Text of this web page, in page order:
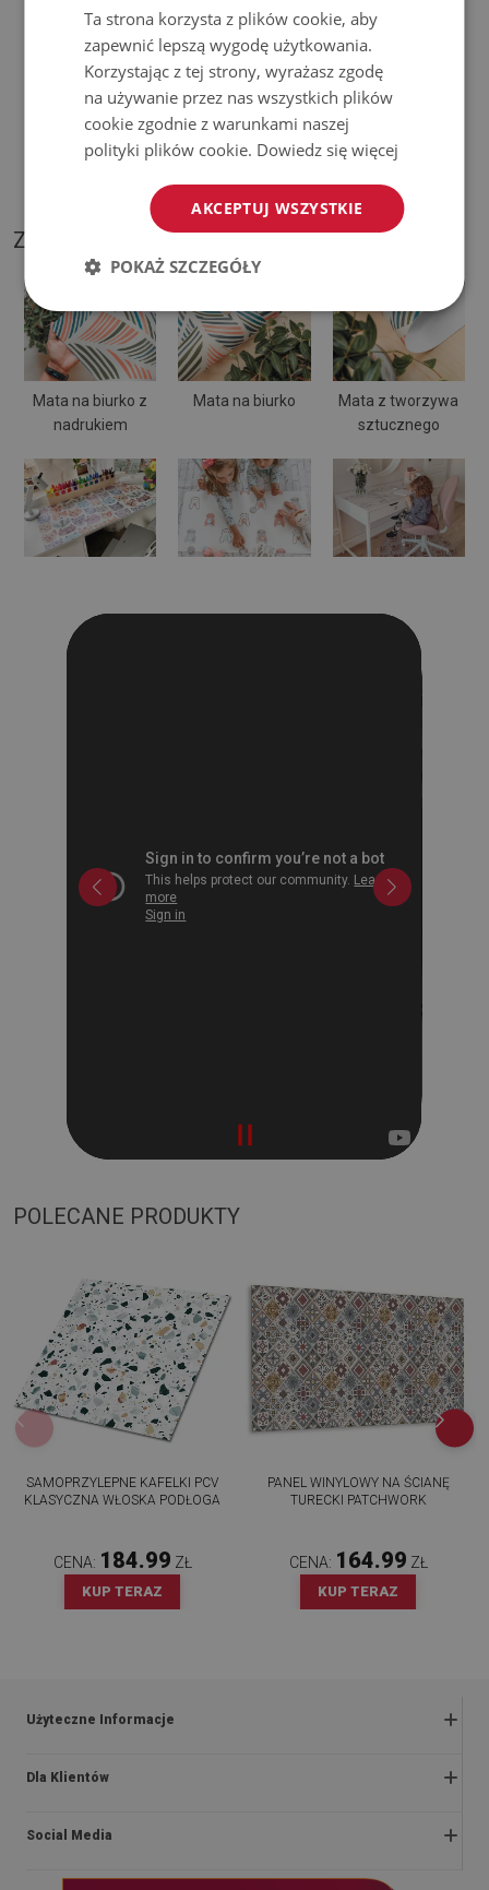
Jak dbać o produkt?
Czyść wilgotną szmatką —
nie używaj silnych środków
chemicznych.
ZDJĘCIA NASZEGO PRODUKTU
Mata na biurko z
nadrukiem
Mata na biurko
Mata z tworzywa
sztucznego
POLECANE PRODUKTY
SAMOPRZYLEPNE KAFELKI PCV
KLASYCZNA WŁOSKA PODŁOGA
CENA: 184.99 ZŁ
KUP TERAZ
PANEL WINYLOWY NA ŚCIANĘ
TURECKI PATCHWORK
CENA: 164.99 ZŁ
KUP TERAZ
Użyteczne Informacje
Zwroty i reklamacje
Polityka prywatności i cookies
Dla Klientów
O nas
Social Media
Ta strona korzysta z plików cookie, aby
zapewnić lepszą wygodę użytkowania.
Korzystając z tej strony, wyrażasz zgodę
na używanie przez nas wszystkich plików
cookie zgodnie z warunkami naszej
polityki plików cookie. Dowiedz się więcej
AKCEPTUJ WSZYSTKIE
POKAŻ SZCZEGÓŁY